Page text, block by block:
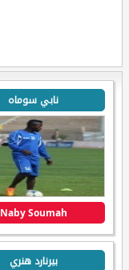
نابي سوماه
Naby Soumah
بيرنارد هنري